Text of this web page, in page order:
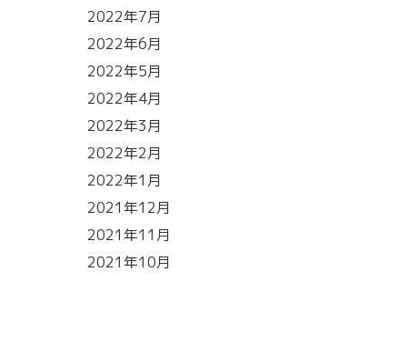
2022年7月
2022年6月
2022年5月
2022年4月
2022年3月
2022年2月
2022年1月
2021年12月
2021年11月
2021年10月